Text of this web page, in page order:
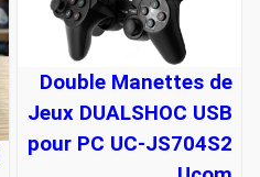
Double Manettes de
Jeux DUALSHOC USB
pour PC UC-JS704S2